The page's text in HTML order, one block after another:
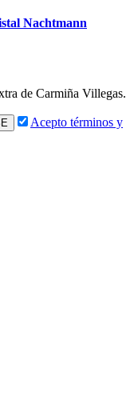
Nachtmann
de Carmiña Villegas.
Acepto términos y